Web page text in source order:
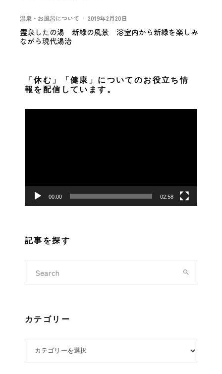
温泉・お風呂について · 2019年2月20日
霊泉したの湯 新緑の風景 浴室内から新緑を楽しみ
ながら現代湯治
「休む」「健康」についてのお役立ち情
報を配信しています。
ー
00:00 02:58
記事を探す
カテゴリー